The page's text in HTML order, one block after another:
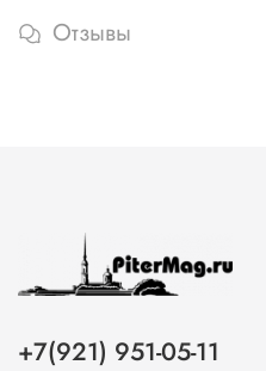
Отзывы
+7(921) 951-05-11